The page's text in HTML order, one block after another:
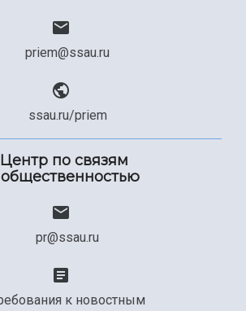
priem@ssau.ru
ssau.ru/priem
Центр по связям
pr@ssau.ru
к новостным